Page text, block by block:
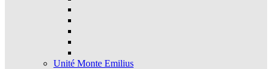
Unité Monte Emilius